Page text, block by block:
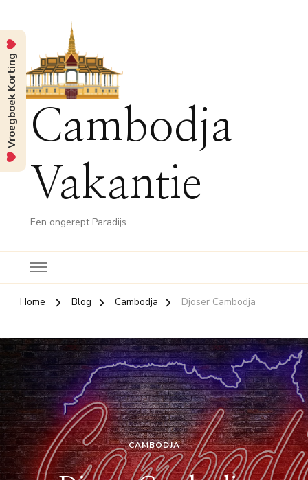
Cambodja
Vakantie
Een ongerept Paradijs
Home Blog Cambodja Djoser Cambodja
CAMBODJA
Vroegboek Korting